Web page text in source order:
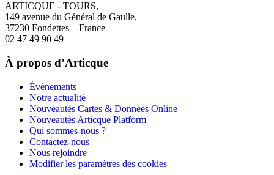
ARTICQUE - TOURS,
149 avenue du Général de Gaulle,
37230 Fondettes – France
02 47 49 90 49
À propos d’Articque
Événements
Notre actualité
Nouveautés Cartes & Données Online
Nouveautés Articque Platform
Qui sommes-nous ?
Contactez-nous
Nous rejoindre
Modifier les paramètres des cookies